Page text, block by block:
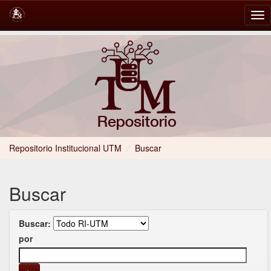
Repositorio Institucional UTM / Buscar
Buscar
Buscar:
por